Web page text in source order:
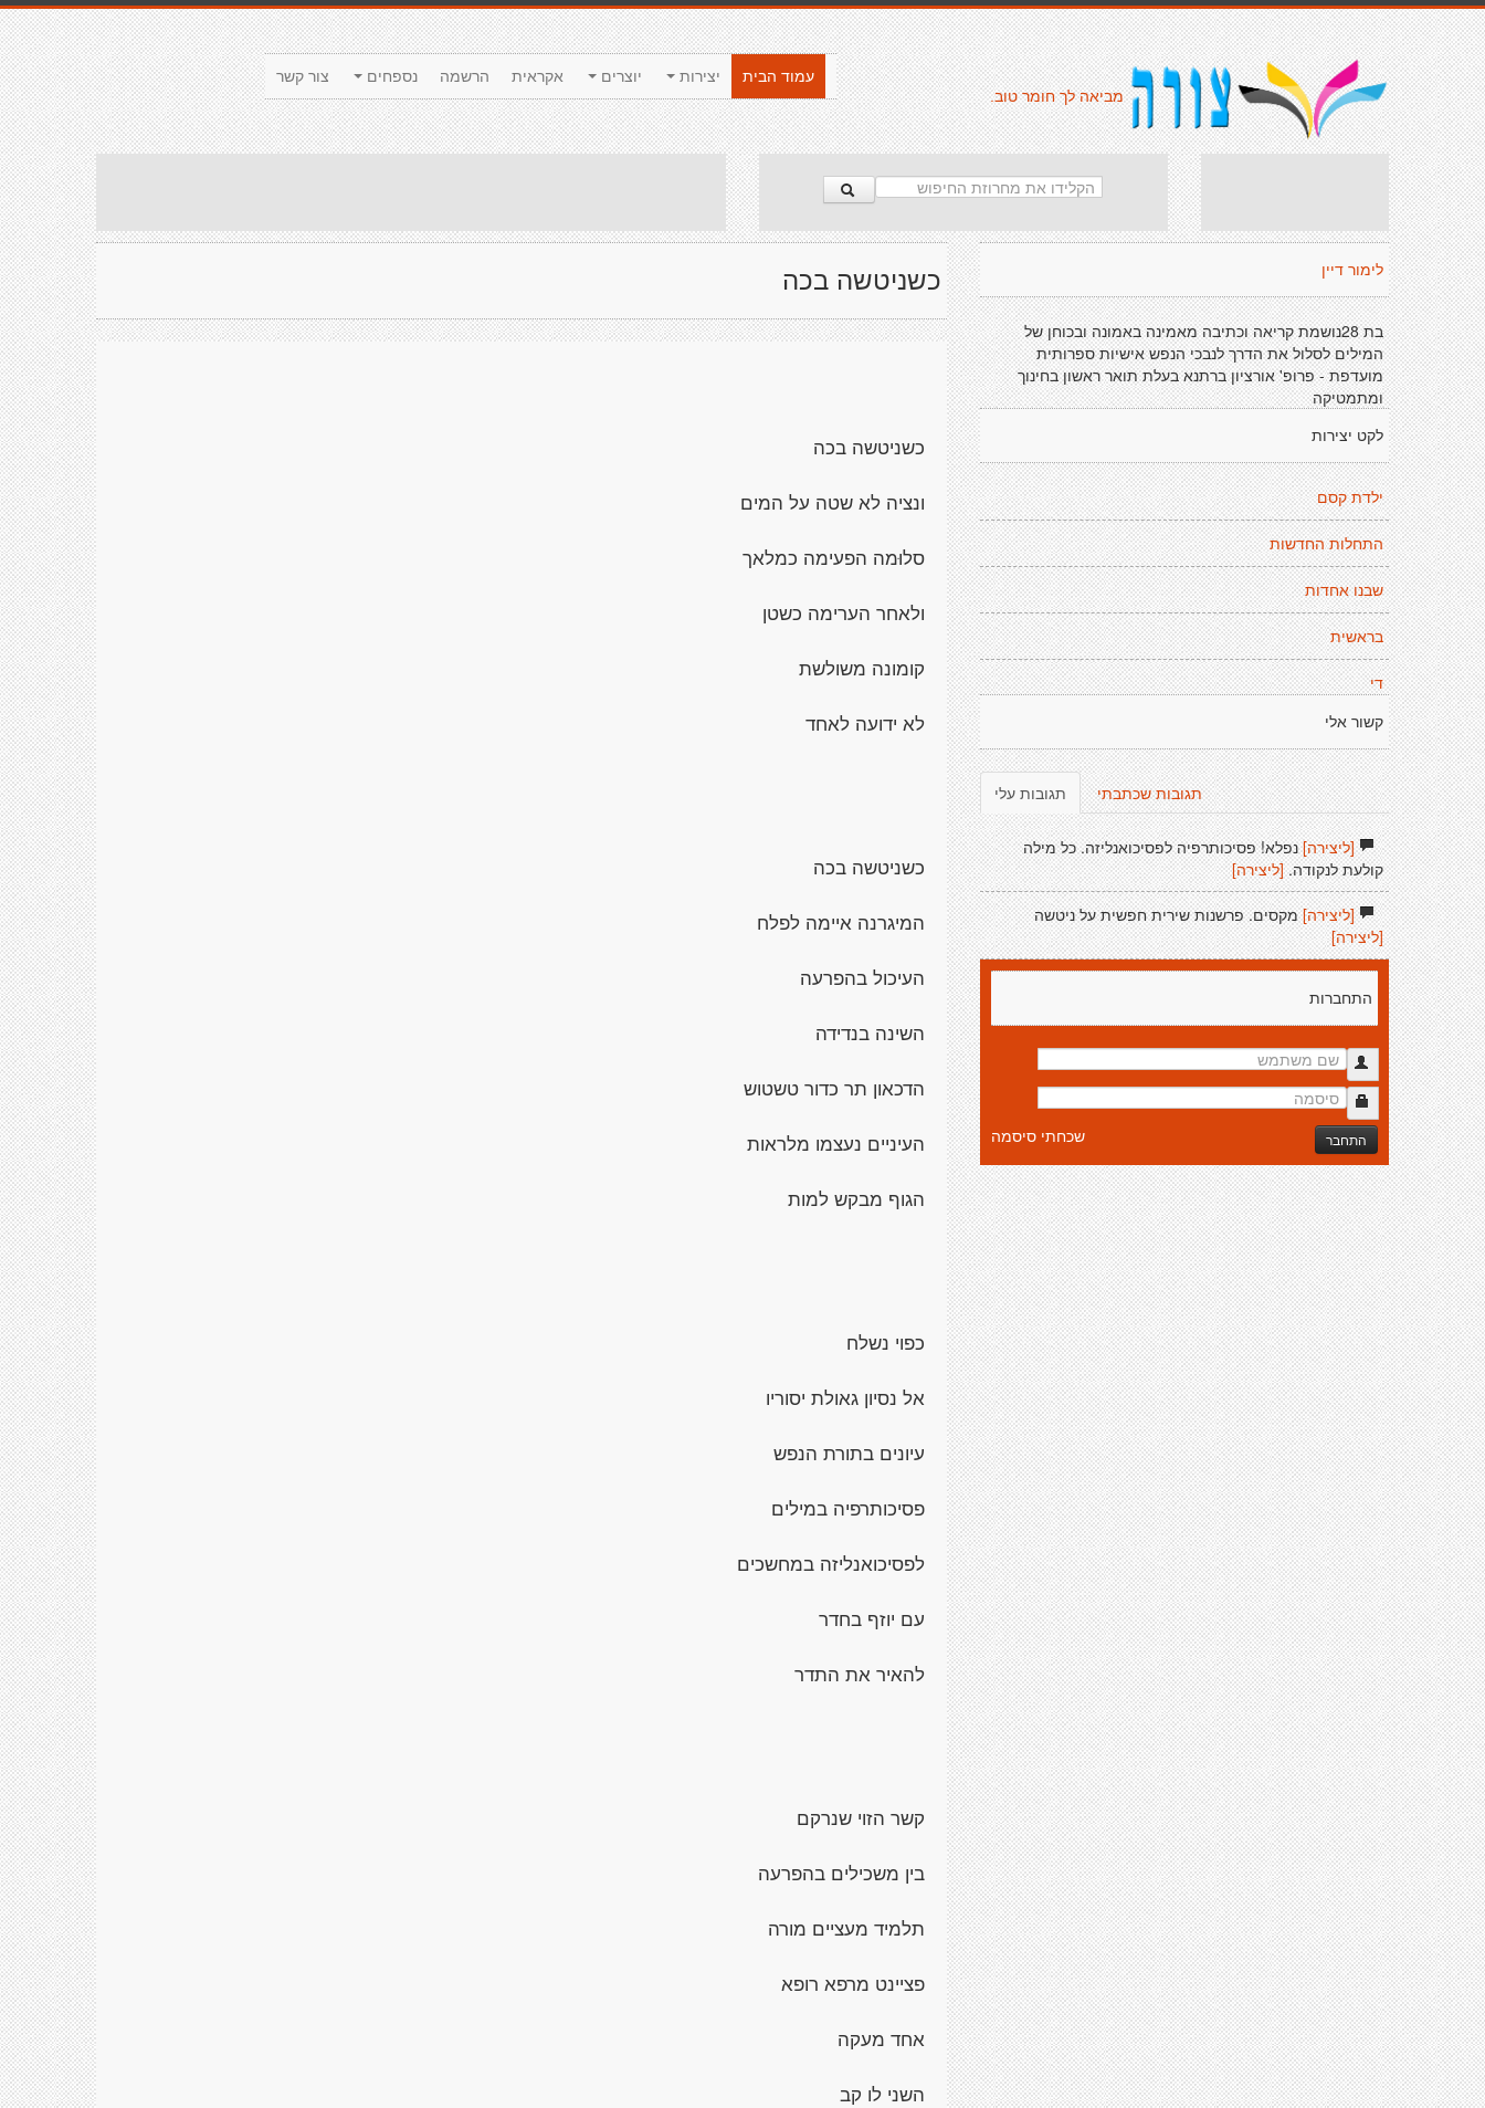
צור קשר נספחים הרשמה אקראית יוצרים יצירות
עמוד הבית
מביאה לך חומר טוב.
כשניטשה בכה
כשניטשה בכה
ונציה לא שטה על המים
סלוּמה הפעימה כמלאך
ולאחר הערימה כשטן
קומונה משולשת
לא ידועה לאחד
כשניטשה בכה
המיגרנה איימה לפלח
העיכול בהפרעה
השינה בנדידה
הדכאון תר כדור טשטוש
העיניים נעצמו מלראות
הגוף מבקש למות
כפוי נשלח
אל נסיון גאולת יסוריו
עיונים בתורת הנפש
פסיכותרפיה במילים
לפסיכואנליזה במחשכים
עם יוזף בחדר
להאיר את התדר
קשר הזוי שנרקם
בין משכילים בהפרעה
תלמיד מעציים מורה
פציינט מרפא רופא
אחד מעקה
השני לו קב
לימור דיין
בת 28נושמת קריאה וכתיבה מאמינה באמונה ובכוחן של
המילים לסלול את הדרך לנבכי הנפש אישיות ספרותית
מועדפת - פרופ' אורציון ברתנא בעלת תואר ראשון בחינוך
ומתמטיקה
לקט יצירות
ילדת קסם
התחלות החדשות
שבנו אחדות
בראשית
די
קשור אלי
תגובות עלי תגובות שכתבתי
[ליצירה]נפלא! פסיכותרפיה לפסיכואנליזה. כל מילה
קולעת לנקודה. [ליצירה]
[ליצירה]מקסים. פרשנות שירית חפשית על ניטשה
[ליצירה]
התחברות
התחבר שכחתי סיסמה